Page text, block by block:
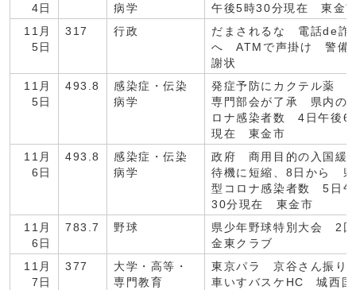
4日
病学
午後5時30分現在 東金
11月
5日
317 行政
だまされるな 電話de詐
へ ATMで声掛け 警備
謝状
11月
5日
493.8
感染症・伝染
病学
発症予防にカクテル薬
専門部会が了承 県内の
ロナ感染者数 4日午後6
現在 東金市
11月
6日
493.8
感染症・伝染
病学
政府 商用目的の入国緩
待機に短縮、8日から 県
型コロナ感染者数 5日
30分現在 東金市
11月
6日
783.7 野球
県少年野球特別大会 2
金東クラブ
11月
7日
377
大学・高等・
専門教育
東京パラ 京谷さん振
車いすバスケHC 城西国